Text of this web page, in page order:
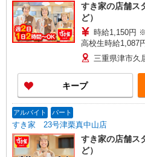
すき家の店舗ス
ど）
時給1,150円
高校生時給1,087
＋150円
三重県津市久
キープ
アルバイト パート
すき家 23号津栗真中山店
すき家の店舗ス
ど）